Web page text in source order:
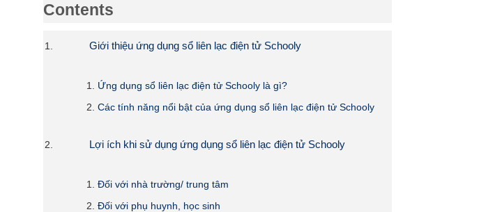
Contents
Giới thiệu ứng dụng sổ liên lạc điện tử Schooly
Ứng dụng sổ liên lạc điện tử Schooly là gì?
Các tính năng nổi bật của ứng dụng sổ liên lạc điện tử Schooly
Lợi ích khi sử dụng ứng dụng sổ liên lạc điện tử Schooly
Đối với nhà trường/ trung tâm
Đối với phụ huynh, học sinh